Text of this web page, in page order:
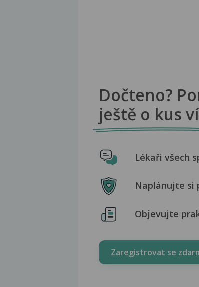
Dočteno?
ještě o kus
Lékaři všech
Naplánujte si
Objevujte
Zaregistrovat se